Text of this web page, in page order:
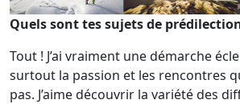
Quels sont tes sujets de
Tout ! J’ai vraiment une démarche
surtout la passion et les rencontres
pas. J’aime découvrir la variété des